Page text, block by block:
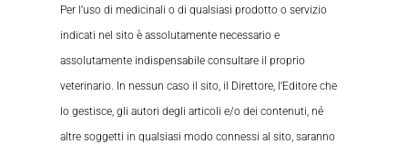
Per l’uso di medicinali o di qualsiasi prodotto o servizio
indicati nel sito è assolutamente necessario e
assolutamente indispensabile consultare il proprio
veterinario. In nessun caso il sito, il Direttore, l’Editore che
lo gestisce, gli autori degli articoli e/o dei contenuti, né
altre soggetti in qualsiasi modo connessi al sito, saranno